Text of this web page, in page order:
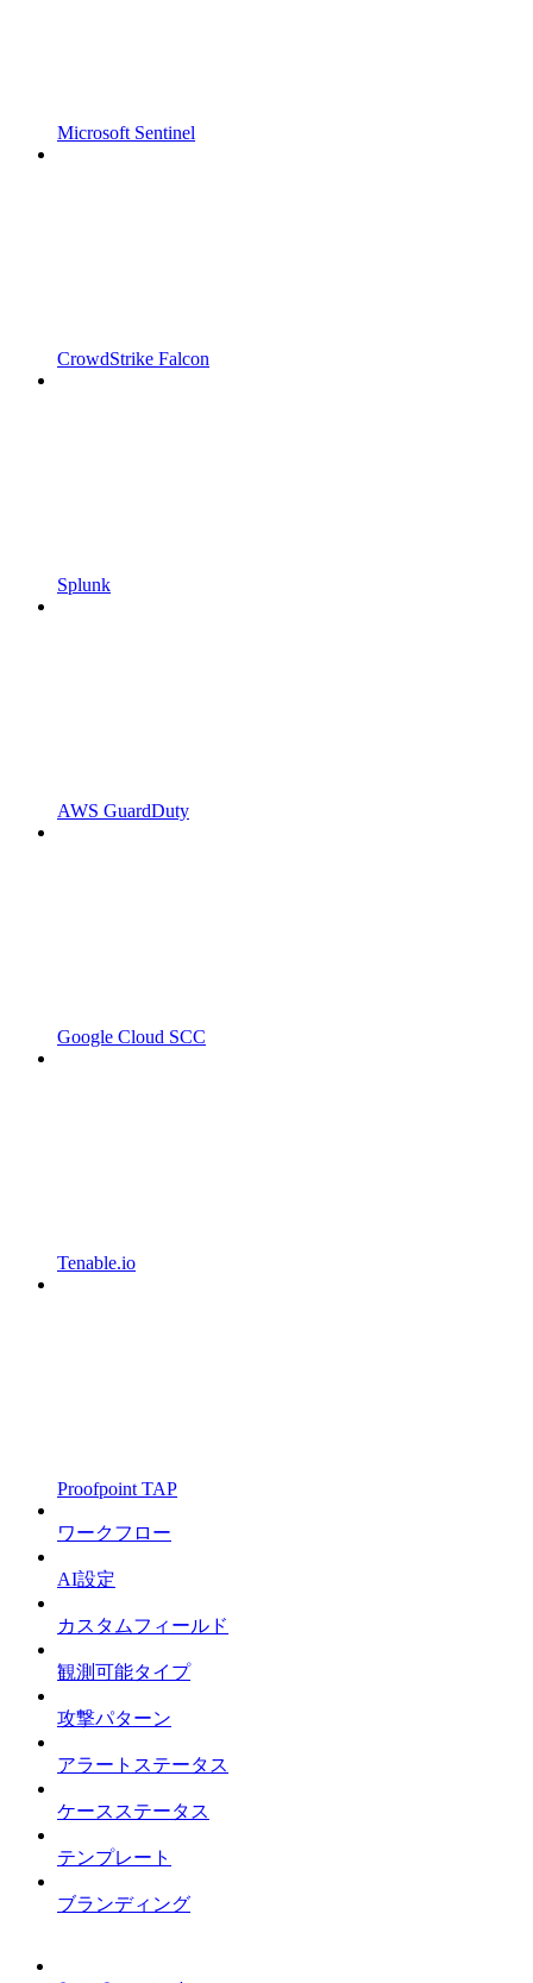
Microsoft Sentinel
CrowdStrike Falcon
Splunk
AWS GuardDuty
Google Cloud SCC
Tenable.io
Proofpoint TAP
ワークフロー
AI設定
カスタムフィールド
観測可能タイプ
攻撃パターン
アラートステータス
ケースステータス
テンプレート
ブランディング